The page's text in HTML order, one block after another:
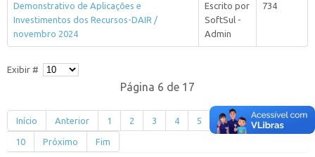
Demonstrativo de Aplicações e
Investimentos dos Recursos-DAIR /
novembro 2024
Escrito por
SoftSul -
Admin
734
Exibir #
Página 6 de 17
Início Anterior 1 2 3 4 5 6 7 8 9
10 Próximo Fim